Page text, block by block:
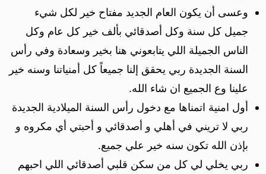
وعسى أن يكون العام الجديد مفتاح خير لكل شيء
جميل كل سنة وكل أصدقائي بألف خير كل عام وكل
الناس الجميلة اللي يتابعوني هنا بخير وسعادة وفي رأس
السنة الجديدة ربي يحقق إلنا جميعاً كل أمنياتنا وسنه خير
علينا وع الجميع ان شاء الله.
أول امنية اتمناها مع دخول رأس السنة الميلادية الجديدة
ربي لا تريني في أهلي و أصدقائي و أحبتي أي مكروه و
بإذن الله تكون سنه خير علي جميع.
ربي يخلي لي كل من سكن قلبي أصدقائي اللي احبهم